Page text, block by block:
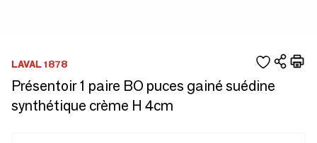
LAVAL 1878
Présentoir 1 paire BO puces gainé suédine
synthétique crème H 4cm